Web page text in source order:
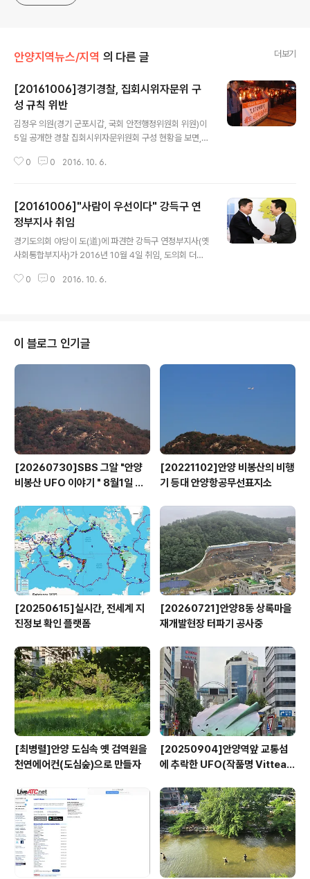
안양지역뉴스/지역 의 다른 글 더보기
[20161006]경기경찰, 집회시위자문위 구
성 규칙 위반
김정우 의원(경기 군포시갑, 국회 안전행정위원회 위원)이
5일 공개한 경찰 집회시위자문위원회 구성 현황을 보면,
및 산하서는 전체 위원의 68%가 주민대표로 나타나 집회
회시위자문위원회는 집회및시위에관한법률 제21조에 근
거한 위원회로, “집회 및 시위의 자유와 공공의 안녕 질서
가 조화를 이루게 하기 위해서”구성하도록 한 기구다. 경찰
은 스스로 마련한 ‘집회시위자문위원회 운영규칙’을 통해
변호사와 교수, 시민단체 추천, 주민대표가 각각 1명 이상
씩 위원회에 포함되도록 하고 있다. 그런데 경기남부청에
0 0 2016. 10. 6.
[20161006]"사람이 우선이다" 강득구 연
정부지사 취임
경기도의회 야당이 도(道)에 파견한 강득구 연정부지사(옛
사회통합부지사)가 2016년 10월 4일 취임, 도의회 더불
가 개막했다. 강 부지사는 경기도의회 1층 대회의실에서 열
다"며 취임의 변을 밝혔다. 강 부지사는 특히 "정치와 행정
의 중심에는 반드시 '사람이 우선'이어야 하며 민생을 걱정
하지 않는 의정과 도정은 경기도민에게 행복을 줄 수 없
이 될 수 있다"며 "경기연정의 성..
0 0 2016. 10. 6.
이 블로그 인기글
[20260730]SBS 그알 "안양
비봉산 UFO 이야기 " 8월1일 방
[20221102]안양 비봉산의 비행
기 등대 안양항공무선표지소
[20250615]실시간, 전세계 지
진정보 확인 플랫폼
[20260721]안양8동 상록마을
재개발현장 터파기 공사중
[최병렬]안양 도심속 옛 검역원을
천연에어컨(도심숲)으로 만들자
[20250904]안양역앞 교통섬
에 추락한 UFO(작품명 Vitteau